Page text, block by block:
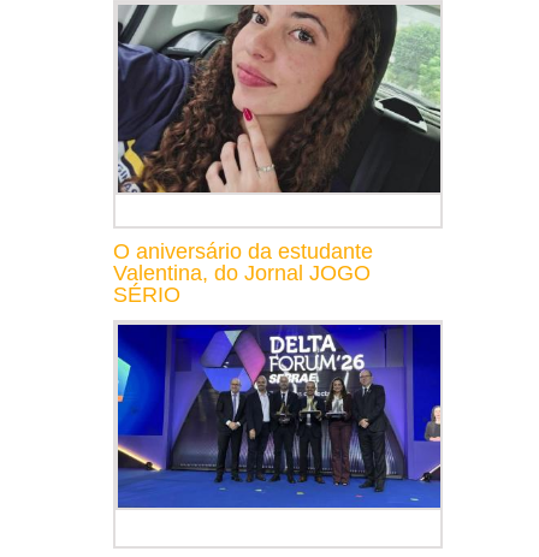
O aniversário da estudante
Valentina, do Jornal JOGO
SÉRIO